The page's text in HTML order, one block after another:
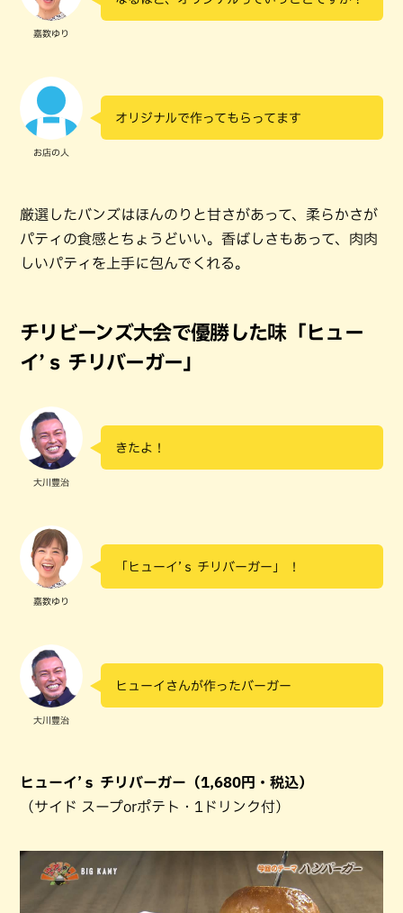
嘉数ゆり
お店の人
オリジナルで作ってもらってます
厳選したバンズはほんのりと甘さがあって、柔らかさが
パティの食感とちょうどいい。香ばしさもあって、肉肉
しいパティを上手に包んでくれる。
チリビーンズ大会で優勝した味「ヒュー
イ’ｓ チリバーガー」
大川豊治
きたよ！
嘉数ゆり
「ヒューイ’ｓ チリバーガー」 ！
大川豊治
ヒューイさんが作ったバーガー
ヒューイ’ｓ チリバーガー（1,680円・税込）
（サイド スープorポテト・1ドリンク付）